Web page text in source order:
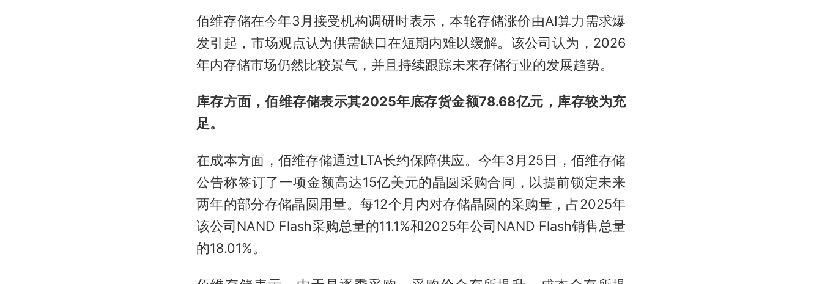
佰维存储在今年3月接受机构调研时表示，本轮存储涨价由AI算力需求爆
发引起，市场观点认为供需缺口在短期内难以缓解。该公司认为，2026
年内存储市场仍然比较景气，并且持续跟踪未来存储行业的发展趋势。
库存方面，佰维存储表示其2025年底存货金额78.68亿元，库存较为充
足。
在成本方面，佰维存储通过LTA长约保障供应。今年3月25日，佰维存储
公告称签订了一项金额高达15亿美元的晶圆采购合同，以提前锁定未来
两年的部分存储晶圆用量。每12个月内对存储晶圆的采购量，占2025年
该公司NAND Flash采购总量的11.1%和2025年公司NAND Flash销售总量
的18.01%。